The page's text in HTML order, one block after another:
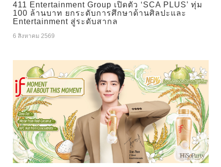
411 Entertainment Group เปิดตัว ‘SCA PLUS’ ทุ่ม
100 ล้านบาท ยกระดับการศึกษาด้านศิลปะและ
Entertainment สู่ระดับสากล
6 สิงหาคม 2569